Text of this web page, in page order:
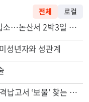
년자와 성관계